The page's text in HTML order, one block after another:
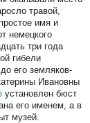
травой,
имя и
немецкого
три года
гибели
его земляков-
Ивановны
установлен бюст
его именем, а в
музей.